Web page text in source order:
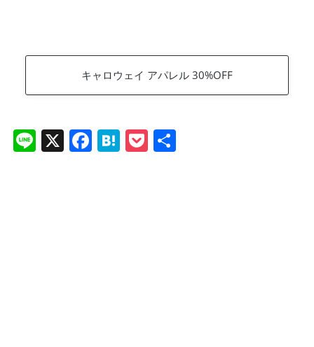
キャロウェイ アパレル 30%OFF
Li X F H P 共